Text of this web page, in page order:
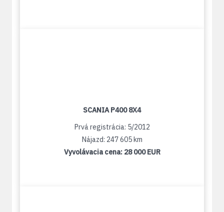
SCANIA P400 8X4
Prvá registrácia: 5/2012
Nájazd: 247 605 km
Vyvolávacia cena: 28 000 EUR